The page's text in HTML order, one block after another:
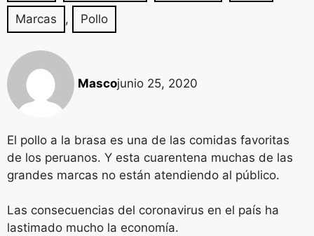
Marcas , Pollo
Mascojunio 25, 2020
El pollo a la brasa es una de las comidas favoritas
de los peruanos. Y esta cuarentena muchas de las
grandes marcas no están atendiendo al público.
Las consecuencias del coronavirus en el país ha
lastimado mucho la economía.